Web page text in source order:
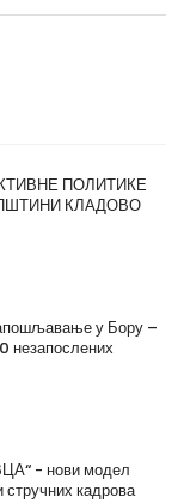
ПОЛИТИКЕ
КЛАДОВО
у Бору –
незапослених
- нови модел
кадрова